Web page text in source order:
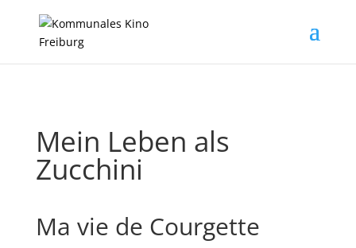
Mein Leben als
Zucchini
Ma vie de Courgette